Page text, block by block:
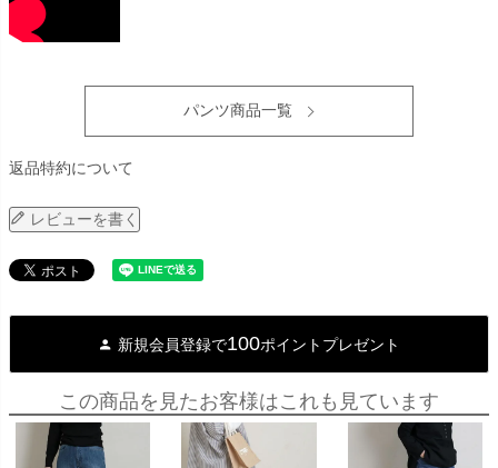
パンツ商品一覧
返品特約について
レビューを書く
新規会員登録で100ポイントプレゼント
この商品を見たお客様はこれも見ています